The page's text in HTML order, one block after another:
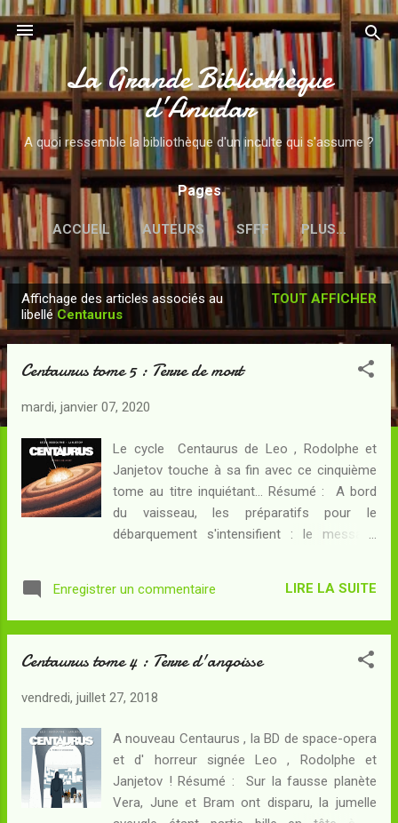
Accéder au contenu principal
La Grande Bibliothèque
d’Anudar
A quoi ressemble la bibliothèque d'un inculte qui s'assume ?
Pages
ACCUEIL AUTEURS SFFF PLUS…
r
Affichage des articles associés au
libellé Centaurus
TOUT AFFICHER
Centaurus tome 5 : Terre de mort
mardi, janvier 07, 2020
Le cycle Centaurus de Leo , Rodolphe et
Janjetov touche à sa fin avec ce cinquième
tome au titre inquiétant... Résumé : A bord
du vaisseau, les préparatifs pour le
débarquement s'intensifient : le message
s'y installer une bonne fois pour toutes.
Pourtant, le gouverneur est inquiet. Yoko est
inexplicables : pourquoi donc a-t-elle tout
explorateurs qui connaissent eux la vraie
d'avertir leurs amis. L'entité prédatrice qui se
cache dans les sous-sols de la verdoyante
planète a transformé celle-ci en piège mortel
: au moment où ses mâchoires
Enregistrer un commentaire LIRE LA SUITE
Centaurus tome 4 : Terre d'angoisse
vendredi, juillet 27, 2018
A nouveau Centaurus , la BD de space-opera
et d' horreur signée Leo , Rodolphe et
Janjetov ! Résumé : Sur la fausse planète
Vera, June et Bram ont disparu, la jumelle